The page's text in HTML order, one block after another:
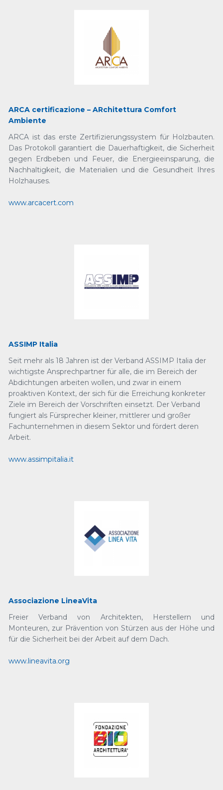
ARCA certificazione – ARchitettura Comfort
Ambiente
ARCA ist das erste Zertifizierungssystem für Holzbauten.
Das Protokoll garantiert die Dauerhaftigkeit, die Sicherheit
gegen Erdbeben und Feuer, die Energieeinsparung, die
Nachhaltigkeit, die Materialien und die Gesundheit Ihres
Holzhauses.
www.arcacert.com
ASSIMP Italia
Seit mehr als 18 Jahren ist der Verband ASSIMP Italia der
wichtigste Ansprechpartner für alle, die im Bereich der
Abdichtungen arbeiten wollen, und zwar in einem
proaktiven Kontext, der sich für die Erreichung konkreter
Ziele im Bereich der Vorschriften einsetzt. Der Verband
fungiert als Fürsprecher kleiner, mittlerer und großer
Fachunternehmen in diesem Sektor und fördert deren
Arbeit.
www.assimpitalia.it
Associazione LineaVita
Freier Verband von Architekten, Herstellern und
Monteuren, zur Prävention von Stürzen aus der Höhe und
für die Sicherheit bei der Arbeit auf dem Dach.
www.lineavita.org